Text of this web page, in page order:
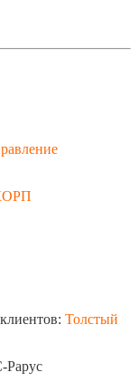
Толстый
Рарус